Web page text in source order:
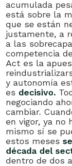
acumulada
está sobre la
que se están
justamente, a
a las
competencia
Act es la
y autonomía
es decisivo.
negociando
cambiar.
en vigor, ya no
mismo sí se
estos meses
década del
dentro de dos